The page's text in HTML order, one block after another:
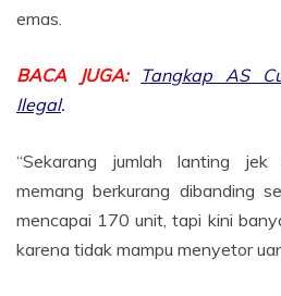
emas.
BACA JUGA: Tangkap AS
Ilegal.
“Sekarang jumlah lanting
memang berkurang dibanding
mencapai 170 unit, tapi kini
karena tidak mampu menyetor